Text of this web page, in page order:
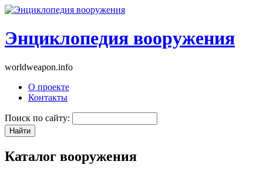
Энциклопедия вооружения
worldweapon.info
О проекте
Контакты
Поиск по сайту:
Каталог вооружения